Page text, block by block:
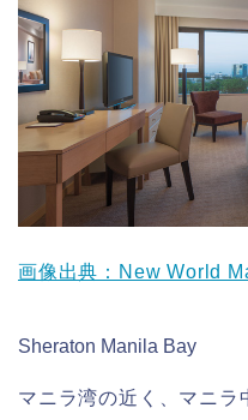
画像出典：New World
Sheraton Manila Bay
マニラ湾の近く、マニラ